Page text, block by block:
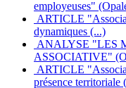
employeuses"
ARTICLE
dynamiques (...)
ANALYSE "LES
ASSOCIATIVE"
ARTICLE
présence territoriale